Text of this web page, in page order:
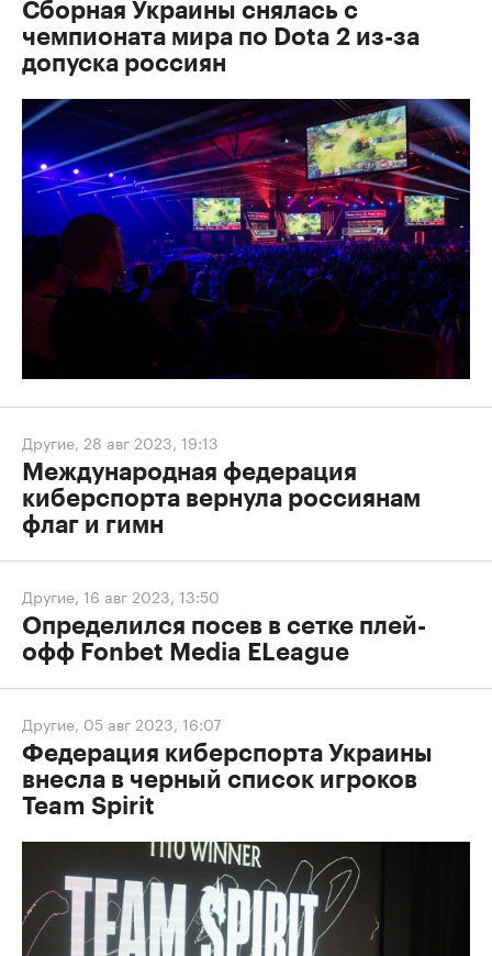
Сборная Украины снялась с
чемпионата мира по Dota 2 из-за
допуска россиян
Другие, 28 авг 2023, 19:13
Международная федерация
киберспорта вернула россиянам
флаг и гимн
Другие, 16 авг 2023, 13:50
Определился посев в сетке плей-
офф Fonbet Media ELeague
Другие, 05 авг 2023, 16:07
Федерация киберспорта Украины
внесла в черный список игроков
Team Spirit